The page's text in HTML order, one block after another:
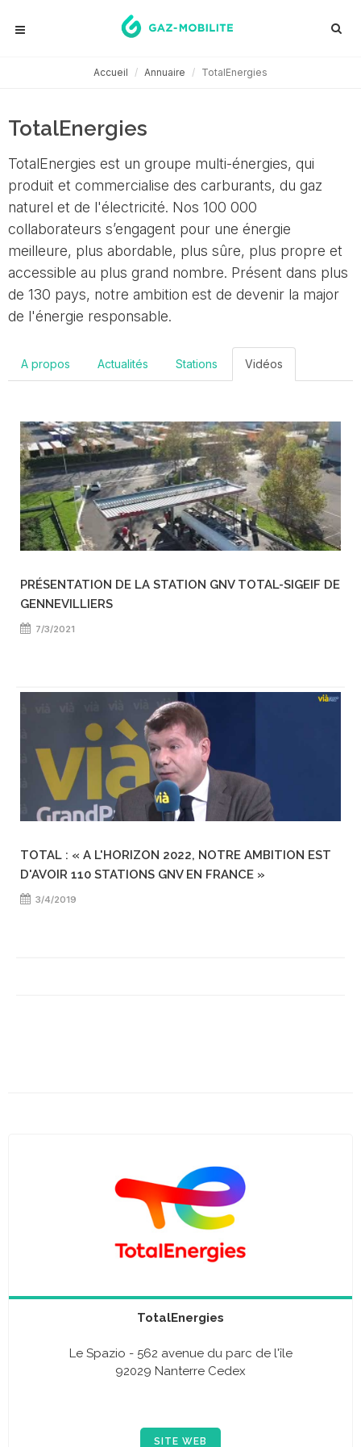
Accueil Annuaire TotalEnergies
TotalEnergies
TotalEnergies est un groupe multi-énergies, qui
produit et commercialise des carburants, du gaz
naturel et de l'électricité. Nos 100 000
collaborateurs s’engagent pour une énergie
meilleure, plus abordable, plus sûre, plus propre et
accessible au plus grand nombre. Présent dans plus
de 130 pays, notre ambition est de devenir la major
de l'énergie responsable.
A propos Actualités Stations Vidéos
PRÉSENTATION DE LA STATION GNV TOTAL-SIGEIF DE
GENNEVILLIERS
7/3/2021
TOTAL : « A L'HORIZON 2022, NOTRE AMBITION EST
D'AVOIR 110 STATIONS GNV EN FRANCE »
3/4/2019
TotalEnergies
Le Spazio - 562 avenue du parc de l'île
92029 Nanterre Cedex
SITE WEB